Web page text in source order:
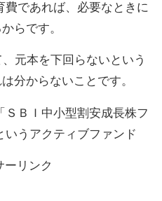
費であれば、必要なときに
らです。
元本を下回らないという
分からないことです。
ＢＩ中小型割安成長株フ
いうアクティブファンド
ーリンク